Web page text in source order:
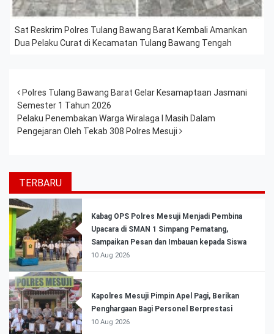
Sat Reskrim Polres Tulang Bawang Barat Kembali Amankan
Dua Pelaku Curat di Kecamatan Tulang Bawang Tengah
Post navigation
Polres Tulang Bawang Barat Gelar Kesamaptaan Jasmani
Semester 1 Tahun 2026
Pelaku Penembakan Warga Wiralaga I Masih Dalam
Pengejaran Oleh Tekab 308 Polres Mesuji
TERBARU
Kabag OPS Polres Mesuji Menjadi Pembina
Upacara di SMAN 1 Simpang Pematang,
Sampaikan Pesan dan Imbauan kepada Siswa
10 Aug 2026
Kapolres Mesuji Pimpin Apel Pagi, Berikan
Penghargaan Bagi Personel Berprestasi
10 Aug 2026